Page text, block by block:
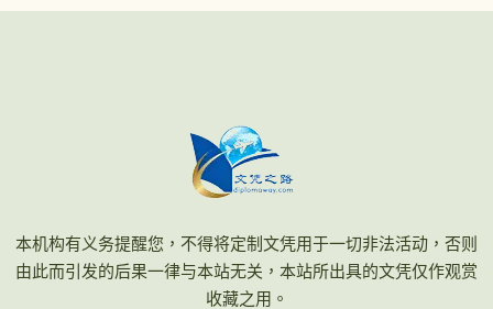
本机构有义务提醒您，不得将定制文凭用于一切非法活动，否则
由此而引发的后果一律与本站无关，本站所出具的文凭仅作观赏
收藏之用。